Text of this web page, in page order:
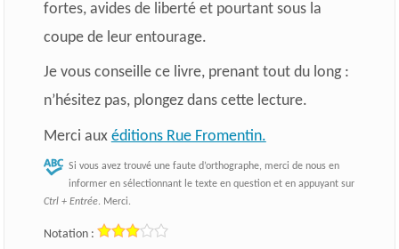
fortes, avides de liberté et pourtant sous la
coupe de leur entourage.
Je vous conseille ce livre, prenant tout du long :
n’hésitez pas, plongez dans cette lecture.
Merci aux éditions Rue Fromentin.
Si vous avez trouvé une faute d’orthographe, merci de nous en
informer en sélectionnant le texte en question et en appuyant sur
Ctrl + Entrée. Merci.
Notation :